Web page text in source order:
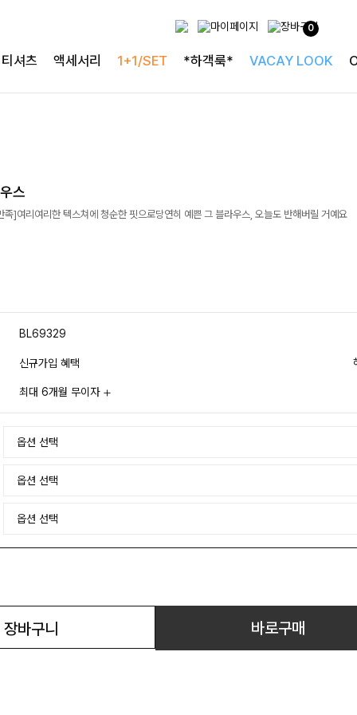
0
티셔츠 액세서리 1+1/SET *하객룩* VACAY LOOK
스
]여리여리한 텍스쳐에 청순한 핏으로당연히 예쁜 그 블라우스, 오늘도 반해버릴 거예요
BL69329
신규가입 혜택
최대 6개월 무이자
장바구니 바로구매